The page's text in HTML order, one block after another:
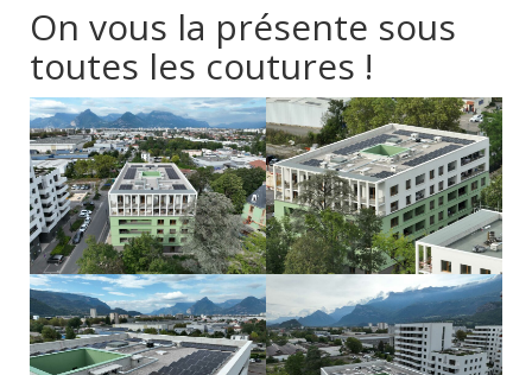
On vous la présente sous
toutes les coutures !